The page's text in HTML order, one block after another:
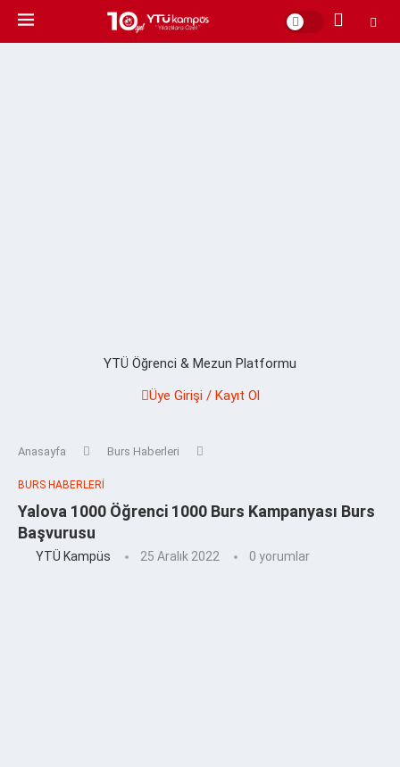
YTÜ Öğrenci & Mezun Platformu
Üye Girişi / Kayıt Ol
Anasayfa Burs Haberleri
BURS HABERLERI
Yalova 1000 Öğrenci 1000 Burs Kampanyası Burs
Başvurusu
YTÜ Kampüs 25 Aralık 2022 0 yorumlar